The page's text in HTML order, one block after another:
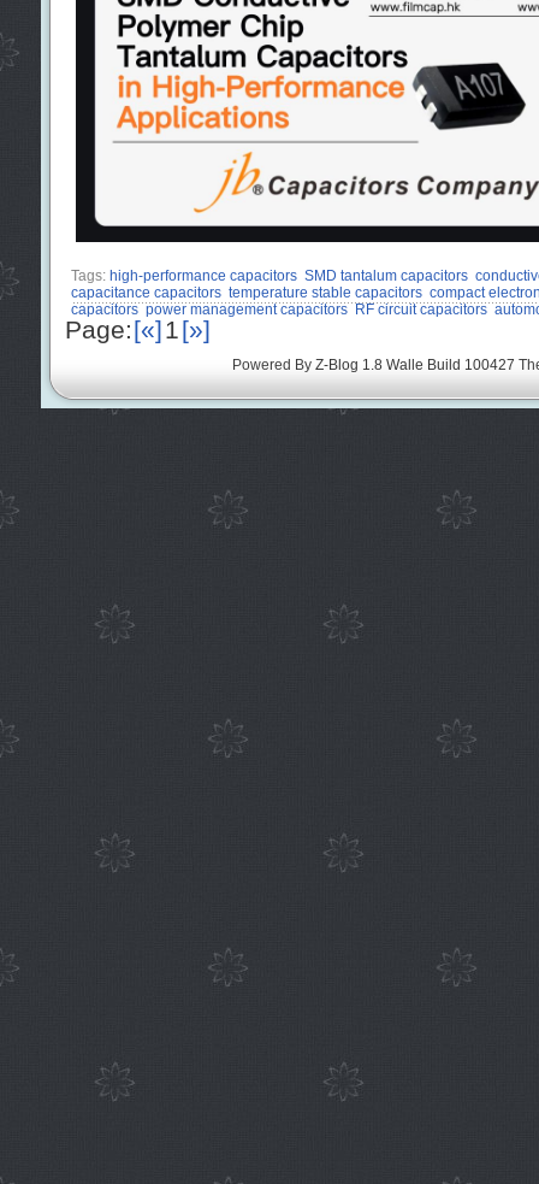
Tags: high-performance capacitors SMD tantalum capacitors
capacitance capacitors temperature stable capacitors compact
capacitors power management capacitors RF circuit capacitors
Page:[«]1[»]
Powered By Z-Blog 1.8 Walle Build 100427